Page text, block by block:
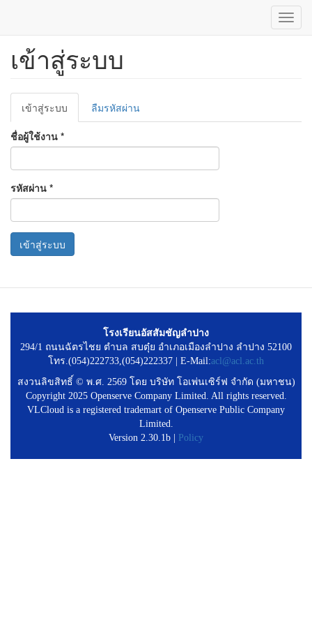
ข้าม
เนื้อหา
เข้าสู่ระบบ
Primary
tabs
เข้าสู่ระบบ
ปัจจุบัน)
ลืมรหัสผ่าน
ชื่อผู้ใช้งาน *
รหัสผ่าน *
เข้าสู่ระบบ
โรงเรียนอัสสัมชัญลำปาง
294/1 ถนนฉัตรไชย ตำบล สบตุ๋ย อำเภอเมืองลำปาง ลำปาง 52100
โทร.(054)222733,(054)222337 | E-Mail:acl@acl.ac.th
สงวนลิขสิทธิ์ © พ.ศ. 2569 โดย บริษัท โอเพ่นเซิร์ฟ จำกัด (มหาชน)
Copyright 2025 Openserve Company Limited. All rights reserved.
VLCloud is a registered trademart of Openserve Public Company
Limited.
Version 2.30.1b |
Policy